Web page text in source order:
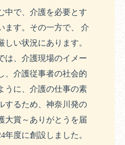
中で、介護を必要とす
ます。その一方で、 介
しい状況にあります。
は、介護現場のイメー
、介護従事者の社会的
うに、介護の仕事の素
するため、神奈川発の
大賞～ありがとうを届
年度に創設しました。